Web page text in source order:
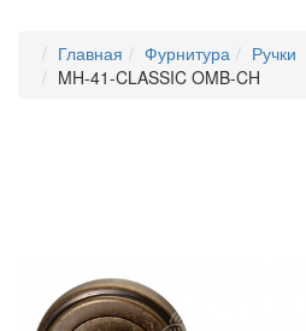
Главная Фурнитура
Ручки
MH-41-CLASSIC OMB-CH